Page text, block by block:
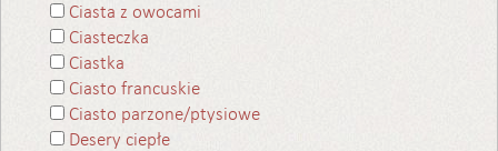
Ciasta z owocami
Ciasteczka
Ciastka
Ciasto francuskie
Ciasto parzone/ptysiowe
Desery ciepłe